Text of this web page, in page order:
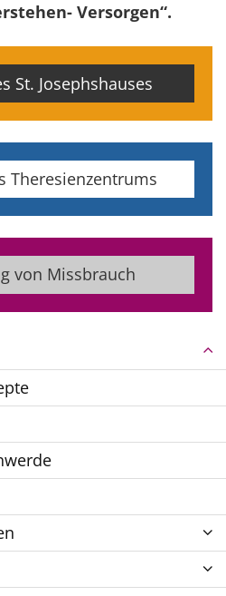
Versorgen“.
St. Josephshauses
Theresienzentrums
von Missbrauch